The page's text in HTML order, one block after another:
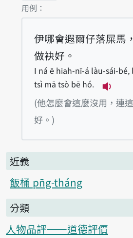
第2項釋義的
用例：
伊哪會遐爾仔落屎馬
做袂好。
I ná ē hiah-nī-á làu-sái-
tsì mā tsò bē hó.
播
(他怎麼會這麼沒用，連
好。)
近義
飯桶 pn̄g-tháng
分類
人物品評——道德評價